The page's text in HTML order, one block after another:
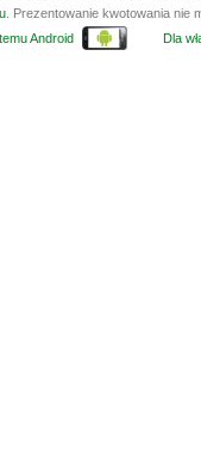
. Prezentowanie kwotowania
Android Dla